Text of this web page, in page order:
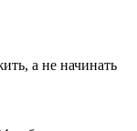
а не начинать